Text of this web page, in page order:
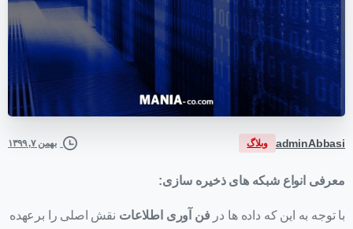
adminAbbasi وبلاگ بهمن ۷, ۱۳۹۹
معرفی انواع شبکه های ذخیره سازی:
با توجه به این که داده ها در فن آوری اطلاعات نقش اصلی را برعهده